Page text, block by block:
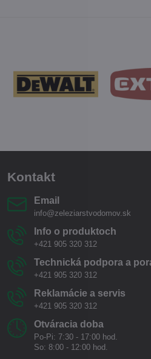
Kontakt
Email
info@zeleziarstvodomov.sk
Info o produktoch
+421 905 320 312
Technická podpora a
+421 905 320 312
Reklamácie a servis
+421 905 320 312
Otváracia doba
Po-Pi: 7:30 - 17:00 hod.
So: 8:00 - 12:00 hod.